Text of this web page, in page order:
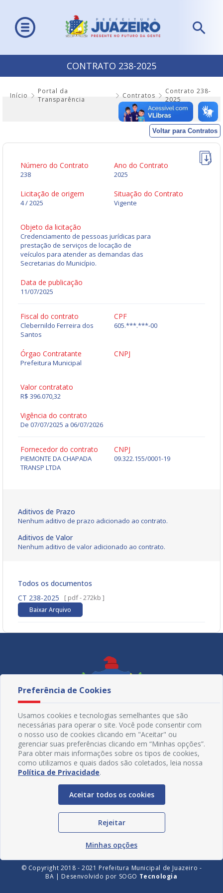
CONTRATO 238-2025
Início
Portal da
Transparência
Contratos
Contrato 238-
2025
Voltar para Contratos
Número do Contrato
238
Ano do Contrato
2025
Licitação de origem
4 / 2025
Situação do Contrato
Vigente
Objeto da licitação
Credenciamento de pessoas jurídicas para
prestação de serviços de locação de
veículos para atender as demandas das
Secretarias do Município.
Data de publicação
11/07/2025
Fiscal do contrato
Clebernildo Ferreira dos
Santos
CPF
605.***.***-00
Órgao Contratante
Prefeitura Municipal
CNPJ
Valor contratato
R$ 396.070,32
Vigência do contrato
De 07/07/2025 a 06/07/2026
Fornecedor do contrato
PIEMONTE DA CHAPADA
TRANSP LTDA
CNPJ
09.322.155/0001-19
Aditivos de Prazo
Nenhum aditivo de prazo adicionado ao contrato.
Aditivos de Valor
Nenhum aditivo de valor adicionado ao contrato.
Todos os documentos
CT 238-2025
[ pdf - 272kb ]
Baixar Arquivo
Redes Sociais
© Copyright 2018 - 2021 Prefeitura Municipal de Juazeiro -
BA | Desenvolvido por SOGO Tecnologia
Preferência de Cookies
Usamos cookies e tecnologias semelhantes que são
necessárias para operar o site. Você pode consentir com
o nosso uso de cookies clicando em "Aceitar" ou
gerenciar suas preferências clicando em “Minhas opções”.
Para obter mais informações sobre os tipos de cookies,
como utilizamos e quais dados são coletados, leia nossa
Política de Privacidade.
Aceitar todos os cookies
Rejeitar
Minhas opções